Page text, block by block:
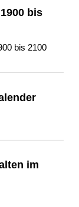
bis
bis 2100
im